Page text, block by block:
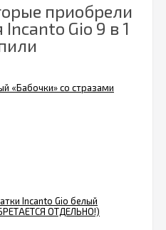
приобрели
Gio 9 в 1
«Бабочки» со стразами
Incanto Gio белый
ОТДЕЛЬНО!)